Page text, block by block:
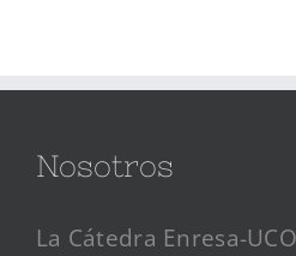
Nosotros
La Cátedra Enresa-